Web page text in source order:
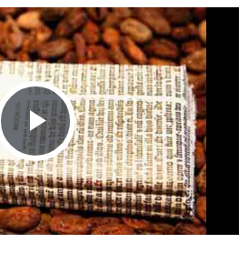
Play Video